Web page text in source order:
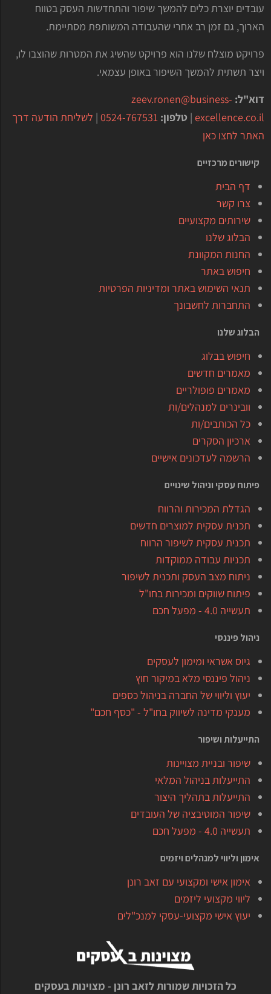
עובדים יוצרת כלים להמשך שיפור והתחדשות העסק בטווח
הארוך, גם זמן רב אחרי שהעבודה המשותפת מסתיימת.
פרויקט מוצלח שלנו הוא פרויקט שהשיג את המטרות שהוצבו לו,
ויצר תשתית להמשך השיפור באופן עצמאי.
דוא"ל: zeev.ronen@business-
excellence.co.il
| טלפון: 0524-767531
| לשליחת הודעה דרך
האתר לחצו כאן
קישורים מרכזיים
דף הבית
צרו קשר
שירותים מקצועיים
הבלוג שלנו
החנות המקוונת
חיפוש באתר
תנאי השימוש באתר ומדיניות הפרטיות
התחברות לחשבונך
הבלוג שלנו
חיפוש בבלוג
מאמרים חדשים
מאמרים פופולריים
וובינרים למנהלים/ות
כל הכותבים/ות
ארכיון הסקרים
הרשמה לעדכונים אישיים
פיתוח עסקי וניהול שינויים
הגדלת המכירות והרווח
תכנית עסקית למוצרים חדשים
תכנית עסקית לשיפור הרווח
תכניות עבודה ממוקדות
ניתוח מצב העסק ותכנית לשיפור
פיתוח שווקים ומכירות בחו"ל
תעשייה 4.0 - מפעל חכם
ניהול פיננסי
גיוס אשראי ומימון לעסקים
ניהול פיננסי מלא במיקור חוץ
יעוץ וליווי של החברה בניהול כספים
מענקי מדינה לשיווק בחו"ל - "כסף חכם"
התייעלות ושיפור
שיפור ובניית מצויינות
התייעלות בניהול המלאי
התייעלות בתהליך היצור
שיפור המוטיבציה של העובדים
תעשייה 4.0 - מפעל חכם
אימון וליווי למנהלים ויזמים
אימון אישי ומקצועי עם זאב רונן
ליווי מקצועי ליזמים
יעוץ אישי מקצועי-עסקי למנכ"לים
כל הזכויות שמורות לזאב רונן - מצוינות בעסקים